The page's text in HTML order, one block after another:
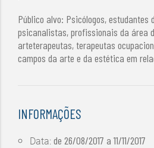
Público alvo: Psicólogos, estudantes
psicanalistas, profissionais da área
arteterapeutas, terapeutas
campos da arte e da estética em
INFORMAÇÕES
Data:de 26/08/2017 a11/11/2017